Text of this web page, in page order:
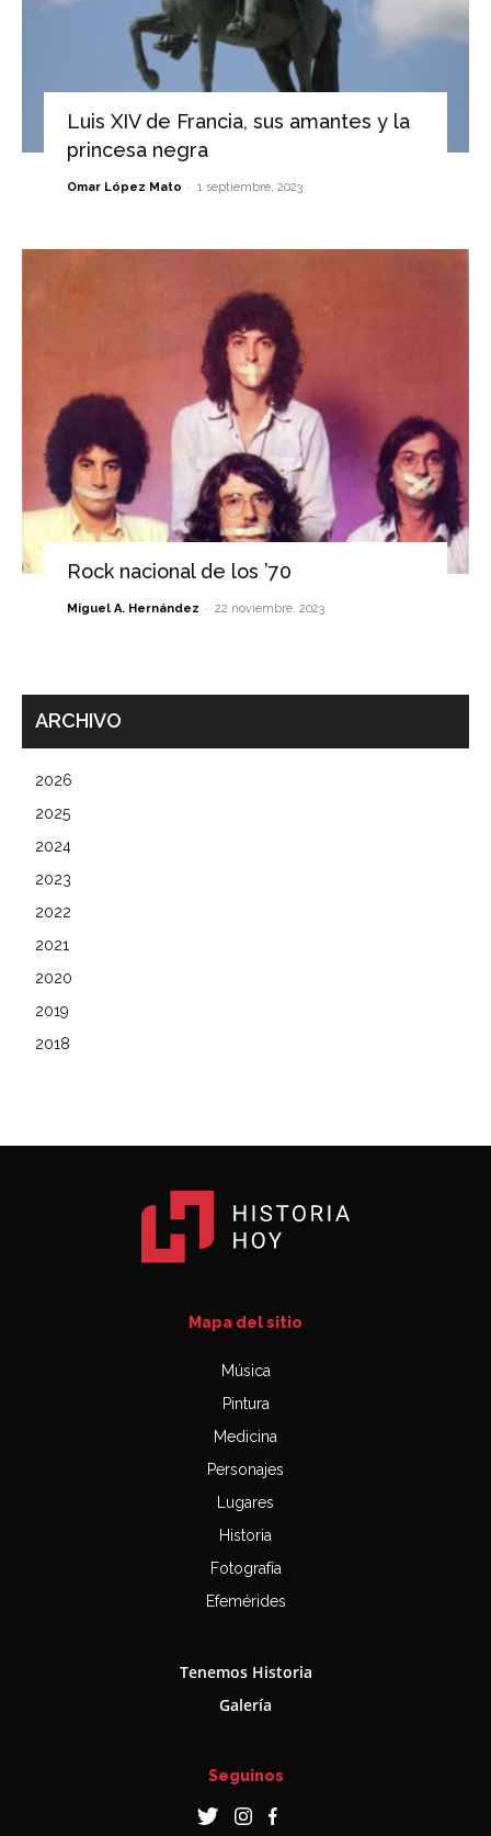
Luis XIV de Francia, sus amantes y la
princesa negra
Omar López Mato - 1 septiembre, 2023
Rock nacional de los ’70
Miguel A. Hernández - 22 noviembre, 2023
ARCHIVO
2026
2025
2024
2023
2022
2021
2020
2019
2018
Mapa del sitio
Música
Pintura
Medicina
Personajes
Lugares
Historia
Fotografía
Efemérides
Tenemos Historia
Galería
Seguinos